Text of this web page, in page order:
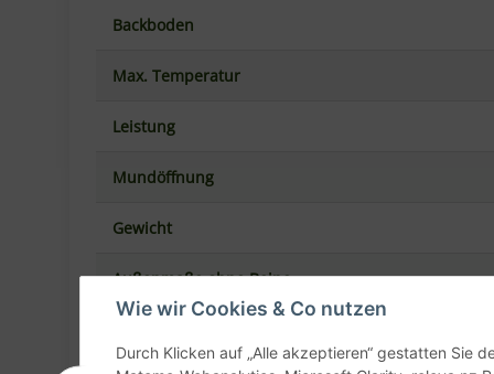
Matomo-Webanalytics, Microsoft Clarity, releva.nz
Max. Temperatur
Leistung
Mundöffnung
Gewicht
Außenmaße ohne Beine
Außenmaße mit Beine
Material Außen